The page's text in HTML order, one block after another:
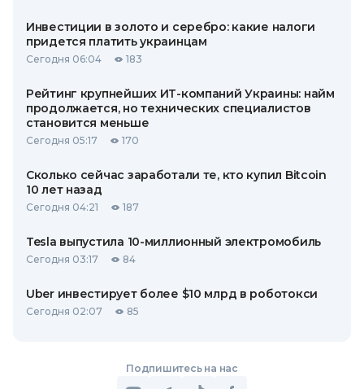
Инвестиции в золото и серебро: какие налоги
придется платить украинцам
Сегодня 06:04 183
Рейтинг крупнейших ИТ-компаний Украины: найм
продолжается, но технических специалистов
становится меньше
Сегодня 05:17 170
Сколько сейчас заработали те, кто купил Bitcoin
10 лет назад
Сегодня 04:21 187
Tesla выпустила 10-миллионный электромобиль
Сегодня 03:17 84
Uber инвестирует более $10 млрд в роботокси
Сегодня 02:07 85
Подпишитесь на нас